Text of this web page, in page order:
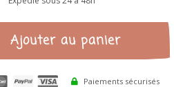
Ajouter au panier
Paiements sécurisés